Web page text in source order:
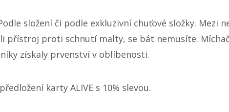
složení či podle exkluzivní chuťové složky. Mezi
přístroj proti schnutí malty, se bát nemusíte.
získaly prvenství v oblíbenosti.
karty ALIVE s 10% slevou.